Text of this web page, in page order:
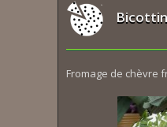
Fromage de chèvre